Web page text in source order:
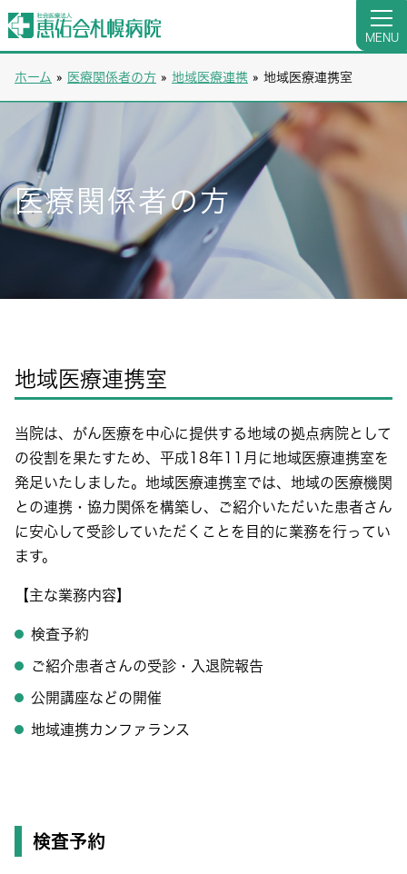
MENU
ホーム » 医療関係者の方 » 地域医療連携 » 地域医療連携室
医療関係者の方
地域医療連携室
当院は、がん医療を中心に提供する地域の拠点病院として
の役割を果たすため、平成18年11月に地域医療連携室を
発足いたしました。地域医療連携室では、地域の医療機関
との連携・協力関係を構築し、ご紹介いただいた患者さん
に安心して受診していただくことを目的に業務を行ってい
ます。
【主な業務内容】
検査予約
ご紹介患者さんの受診・入退院報告
公開講座などの開催
地域連携カンファランス
検査予約